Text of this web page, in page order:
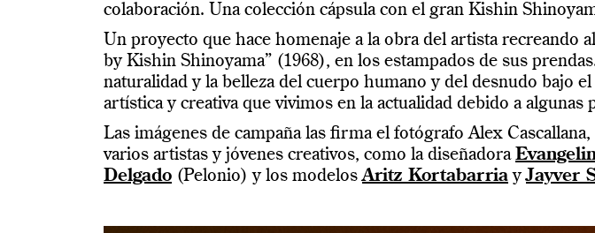
colaboración. Una colección cápsula con el gran Kishin
Un proyecto que hace homenaje a la obra del artista recreando
by Kishin Shinoyama” (1968), en los estampados de sus
naturalidad y la belleza del cuerpo humano y del desnudo bajo el
artística y creativa que vivimos en la actualidad debido a algunas
Las imágenes de campaña las firma el fotógrafo Alex
varios artistas y jóvenes creativos, como la diseñadora
Delgado (Pelonio) y los modelosAritz Kortabarria yJayver